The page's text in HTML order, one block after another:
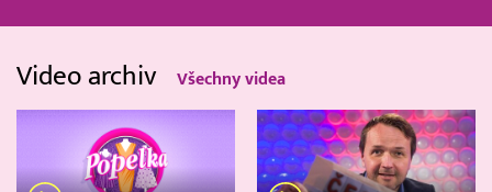
Video archiv Všechny videa